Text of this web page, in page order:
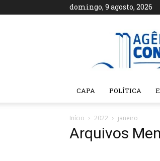
domingo, 9 agosto, 2026
Agência
CAPA POLÍTICA
Início 2022 janeiro
Arquivos